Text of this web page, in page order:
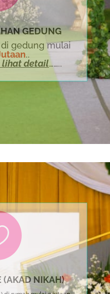
GEDUNG
gedung mulai
..
lihat detail……..
(AKAD NIKAH)